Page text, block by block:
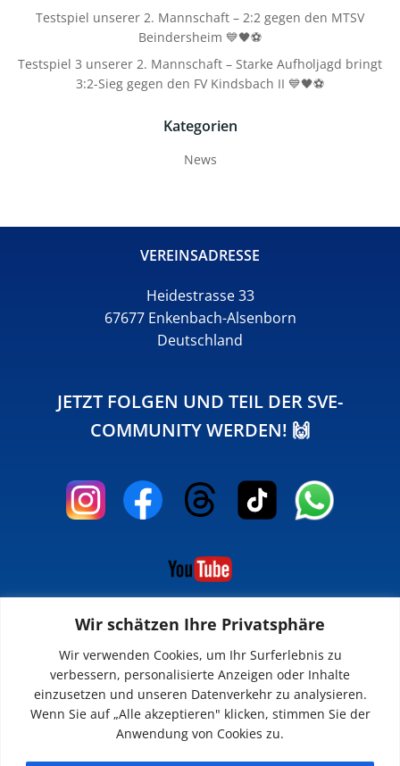
Wir schätzen Ihre Privatsphäre
Wir verwenden Cookies, um Ihr Surferlebnis zu
verbessern, personalisierte Anzeigen oder Inhalte
einzusetzen und unseren Datenverkehr zu analysieren.
Wenn Sie auf „Alle akzeptieren" klicken, stimmen Sie der
Anwendung von Cookies zu.
Testspiel unserer 2. Mannschaft – 2:2 gegen den MTSV
Beindersheim 💙🖤⚽
Testspiel 3 unserer 2. Mannschaft – Starke Aufholjagd bringt
3:2-Sieg gegen den FV Kindsbach II 💙🖤⚽
Kategorien
News
VEREINSADRESSE
Heidestrasse 33
67677 Enkenbach-Alsenborn
Deutschland
JETZT FOLGEN UND TEIL DER SVE-
COMMUNITY WERDEN! 🙌
INFOS
Impressum
Datenschutz
Kontakt